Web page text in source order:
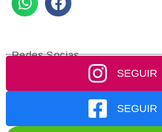
Redes Socias
SEGUIR
SEGUIR